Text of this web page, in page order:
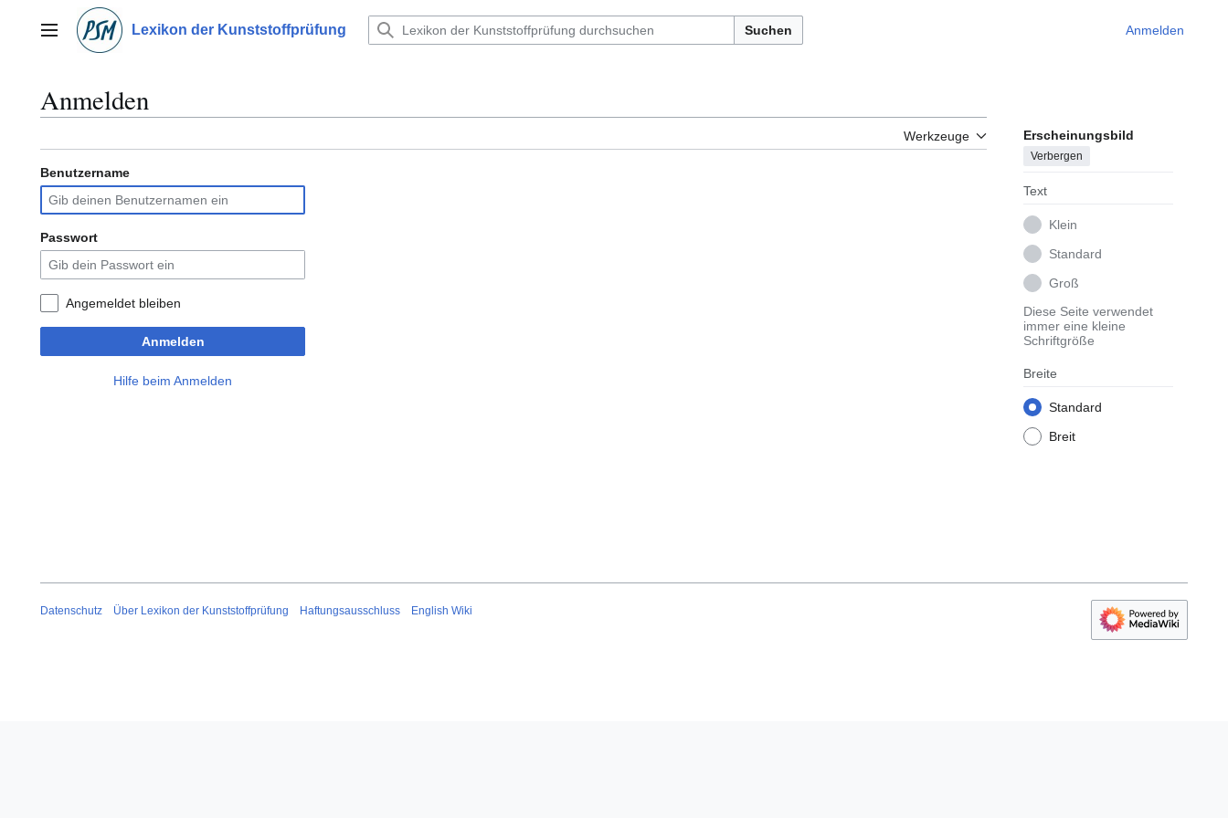
springenHauptmenü Lexikon der Kunststoffprüfung Suchen Anmelden
Anmelden
Werkzeuge Erscheinungsbild
Verbergen
Text
Klein
Standard
Groß
Diese Seite verwendet
immer eine kleine
Schriftgröße
Breite
Standard
Breit
Benutzername
Passwort
Angemeldet bleiben
Anmelden
Hilfe beim Anmelden
Datenschutz Über Lexikon der Kunststoffprüfung Haftungsausschluss English Wiki